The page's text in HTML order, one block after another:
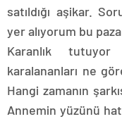
satıldığı aşikar.
yer alıyorum bu
Karanlık tutuyor
karalananları ne
Hangi zamanın
Annemin yüzünü